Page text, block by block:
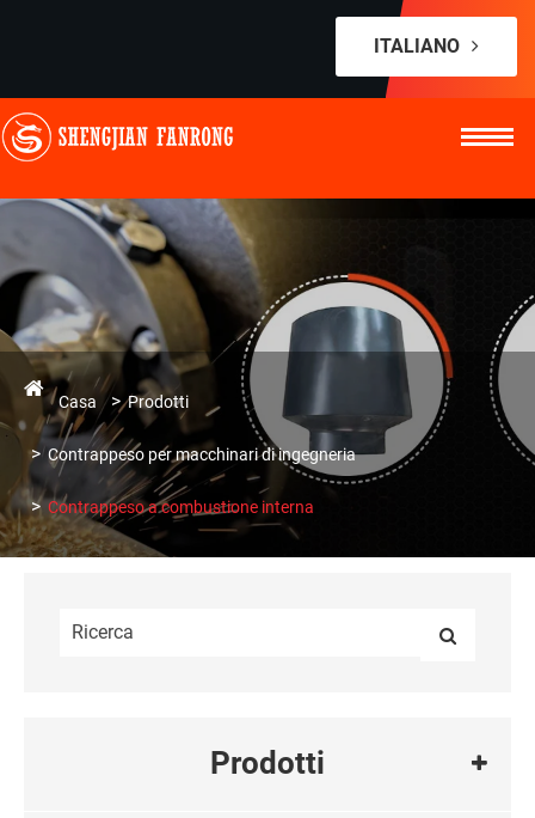
ITALIANO
Casa Prodotti
Contrappeso per macchinari di ingegneria
Contrappeso a combustione interna
Prodotti